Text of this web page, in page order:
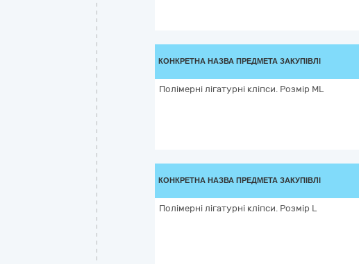
КОНКРЕТНА НАЗВА ПРЕДМЕТА ЗАКУПІВЛІ
Полімерні лігатурні кліпси. Розмір ML
КОНКРЕТНА НАЗВА ПРЕДМЕТА ЗАКУПІВЛІ
Полімерні лігатурні кліпси. Розмір L